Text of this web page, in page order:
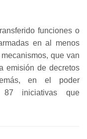
funciones o
en al menos
que van
emisión de decretos
en el poder
87 iniciativas que